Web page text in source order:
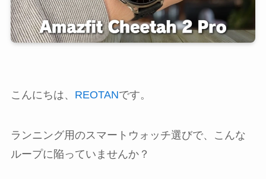
こんにちは、 REOTANです。
ランニング用のスマートウォッチ選びで、こんな
ループに陥っていませんか？